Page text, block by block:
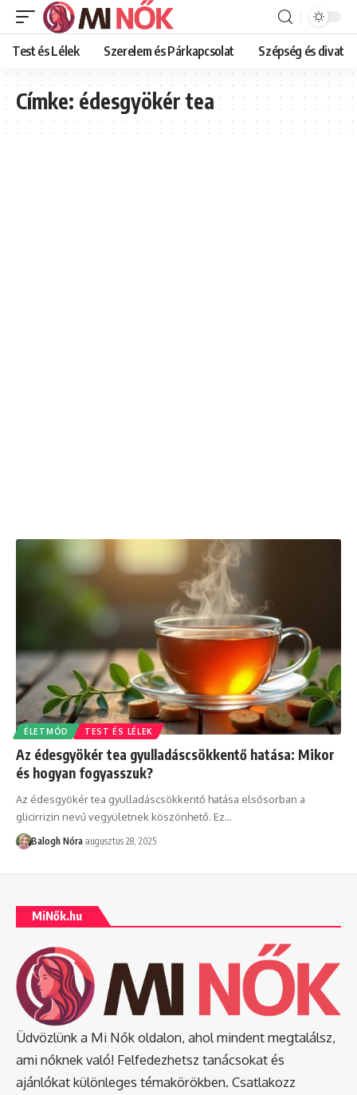
Test és Lélek Szerelem és Párkapcsolat Szépség és divat
Címke:édesgyökér tea
ÉLETMÓD TEST ÉS LÉLEK
Az édesgyökér tea gyulladáscsökkentő hatása: Mikor
és hogyan fogyasszuk?
Az édesgyökér tea gyulladáscsökkentő hatása elsősorban a
glicirrizin nevű vegyületnek köszönhető. Ez…
Balogh Nóra augusztus 28, 2025
MiNők.hu
Üdvözlünk a Mi Nők oldalon, ahol mindent megtalálsz,
ami nőknek való! Felfedezhetsz tanácsokat és
ajánlókat különleges témakörökben. Csatlakozz